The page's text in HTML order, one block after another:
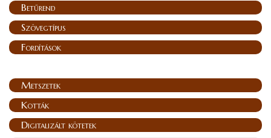
Betűrend
Szövegtípus
Fordítások
Metszetek
Kották
Digitalizált kötetek